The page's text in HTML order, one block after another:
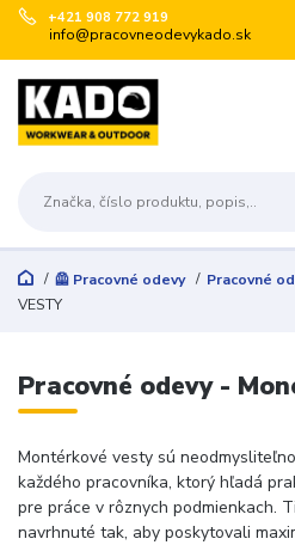
+421 908 772 919
info@pracovneodevykado.sk
🦺 Pracovné odevy Pracovné
VESTY
Pracovné odevy -
Montérkové vesty sú
každého pracovníka, ktorý hľadá
pre práce v rôznych podmienkach.
navrhnuté tak, aby poskytovali
VYUŽITE
🏷️ -10 % pre registrovaných
(ARTRA, ARDON, VM, BENNON,
🛒 Množstevné zľavy
€200 → -5 %
€500 → -10 %
€1 000 → -15
Zatvoriť